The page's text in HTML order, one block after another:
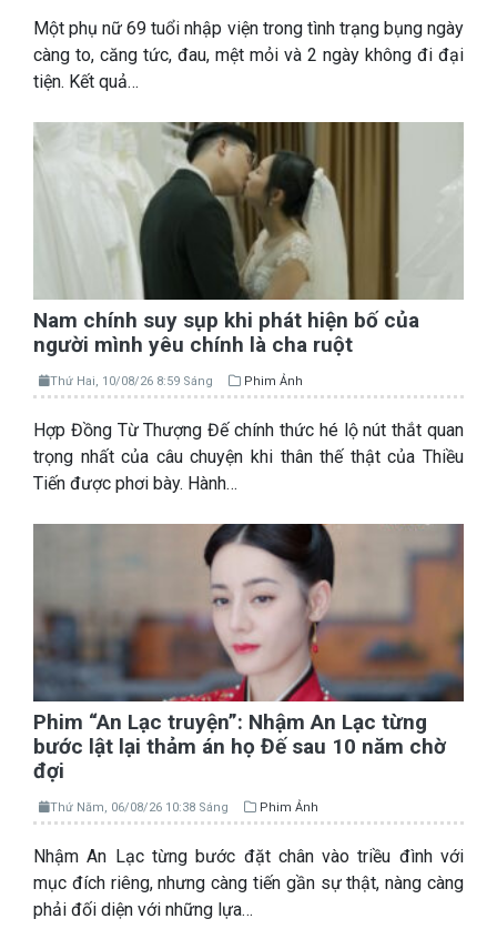
Một phụ nữ 69 tuổi nhập viện trong tình trạng bụng ngày
càng to, căng tức, đau, mệt mỏi và 2 ngày không đi đại
tiện. Kết quả…
Nam chính suy sụp khi phát hiện bố của
người mình yêu chính là cha ruột
Thứ Hai, 10/08/26 8:59 Sáng Phim Ảnh
Hợp Đồng Từ Thượng Đế chính thức hé lộ nút thắt quan
trọng nhất của câu chuyện khi thân thế thật của Thiều
Tiến được phơi bày. Hành…
Phim “An Lạc truyện”: Nhậm An Lạc từng
bước lật lại thảm án họ Đế sau 10 năm chờ
đợi
Thứ Năm, 06/08/26 10:38 Sáng Phim Ảnh
Nhậm An Lạc từng bước đặt chân vào triều đình với
mục đích riêng, nhưng càng tiến gần sự thật, nàng càng
phải đối diện với những lựa…